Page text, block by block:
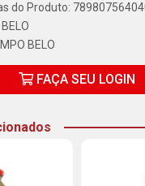
do Produto:
BELO
FAÇA SEU LOGIN